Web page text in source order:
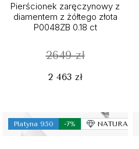
Pierścionek zaręczynowy z
diamentem z żółtego złota
P0048ZB 0.18 ct
2649 zł
2 463 zł
Platyna 950 -7% NATURALNY